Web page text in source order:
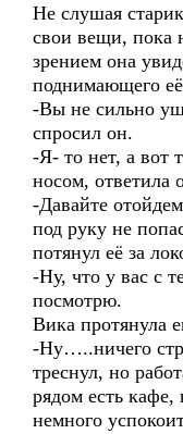
Не слушая
свои вещи, пока
зрением она
поднимающего
-Вы не сильно
спросил он.
-Я- то нет, а
носом, ответила
-Давайте
под руку не
потянул её за
-Ну, что у вас с
посмотрю.
Вика протянула
-Ну…..ничего
треснул, но
рядом есть кафе,
немного